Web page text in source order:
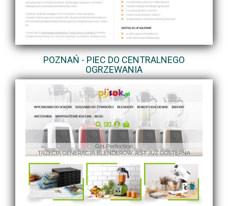
POZNAŃ - PIEC DO CENTRALNEGO
OGRZEWANIA